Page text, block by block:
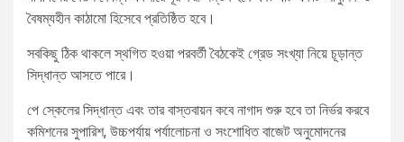
বৈষম্যহীন কাঠামো হিসেবে প্রতিষ্ঠিত হবে।
সবকিছু ঠিক থাকলে স্থগিত হওয়া পরবর্তী বৈঠকেই গ্রেড সংখ্যা নিয়ে চূড়ান্ত
সিদ্ধান্ত আসতে পারে।
পে স্কেলের সিদ্ধান্ত এবং তার বাস্তবায়ন কবে নাগাদ শুরু হবে তা নির্ভর করবে
কমিশনের সুপারিশ, উচ্চপর্যায় পর্যালোচনা ও সংশোধিত বাজেট অনুমোদনের